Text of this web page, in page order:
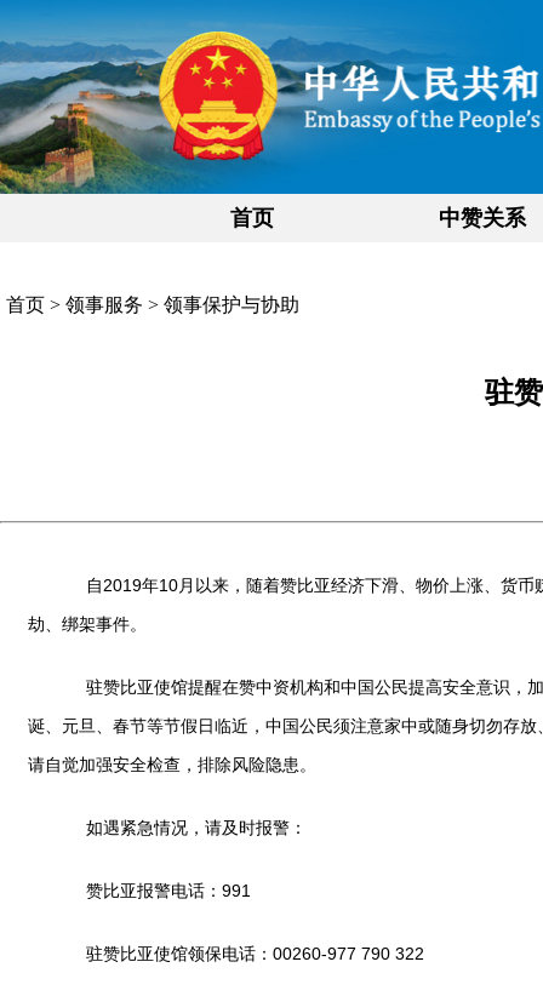
首页 中赞关系
首页 > 领事服务 > 领事保护与协助
驻
自2019年10月以来，随着赞比亚经济下滑、物价上涨、货币
劫、绑架事件。
驻赞比亚使馆提醒在赞中资机构和中国公民提高安全意识，
诞、元旦、春节等节假日临近，中国公民须注意家中或随身切勿存
请自觉加强安全检查，排除风险隐患。
如遇紧急情况，请及时报警：
赞比亚报警电话：991
驻赞比亚使馆领保电话：00260-977 790 322